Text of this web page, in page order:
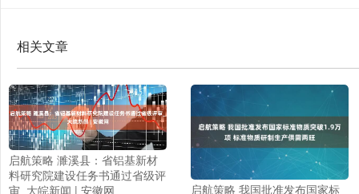
相关文章
启航策略 濉溪县：省铝基新材
料研究院建设任务书通过省级评
审_大皖新闻 | 安徽网
启航策略 我国批准发布国家标